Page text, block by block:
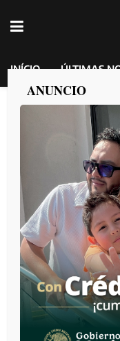
INÍCIO ÚLTIMAS
Impulsa
una cultura
“Autocontrol”
México Comunica
ANUNCIO